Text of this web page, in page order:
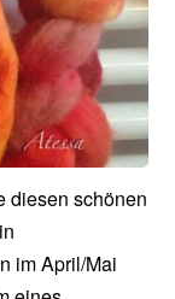
diesen schönen
im April/Mai